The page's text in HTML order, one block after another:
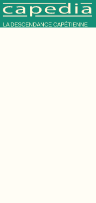
LA DESCENDANCE CAPÉTIENNE